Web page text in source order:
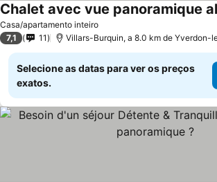
Casa/apartamento inteiro
Chalet avec vue panoramique
7,1 11 Villars-Burquin, a 8.0 km de Yverdon-
Selecione as datas para ver os preços
exatos.